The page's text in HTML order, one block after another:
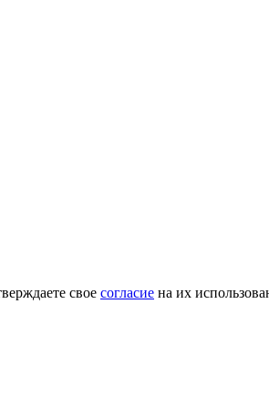
свое согласие на их